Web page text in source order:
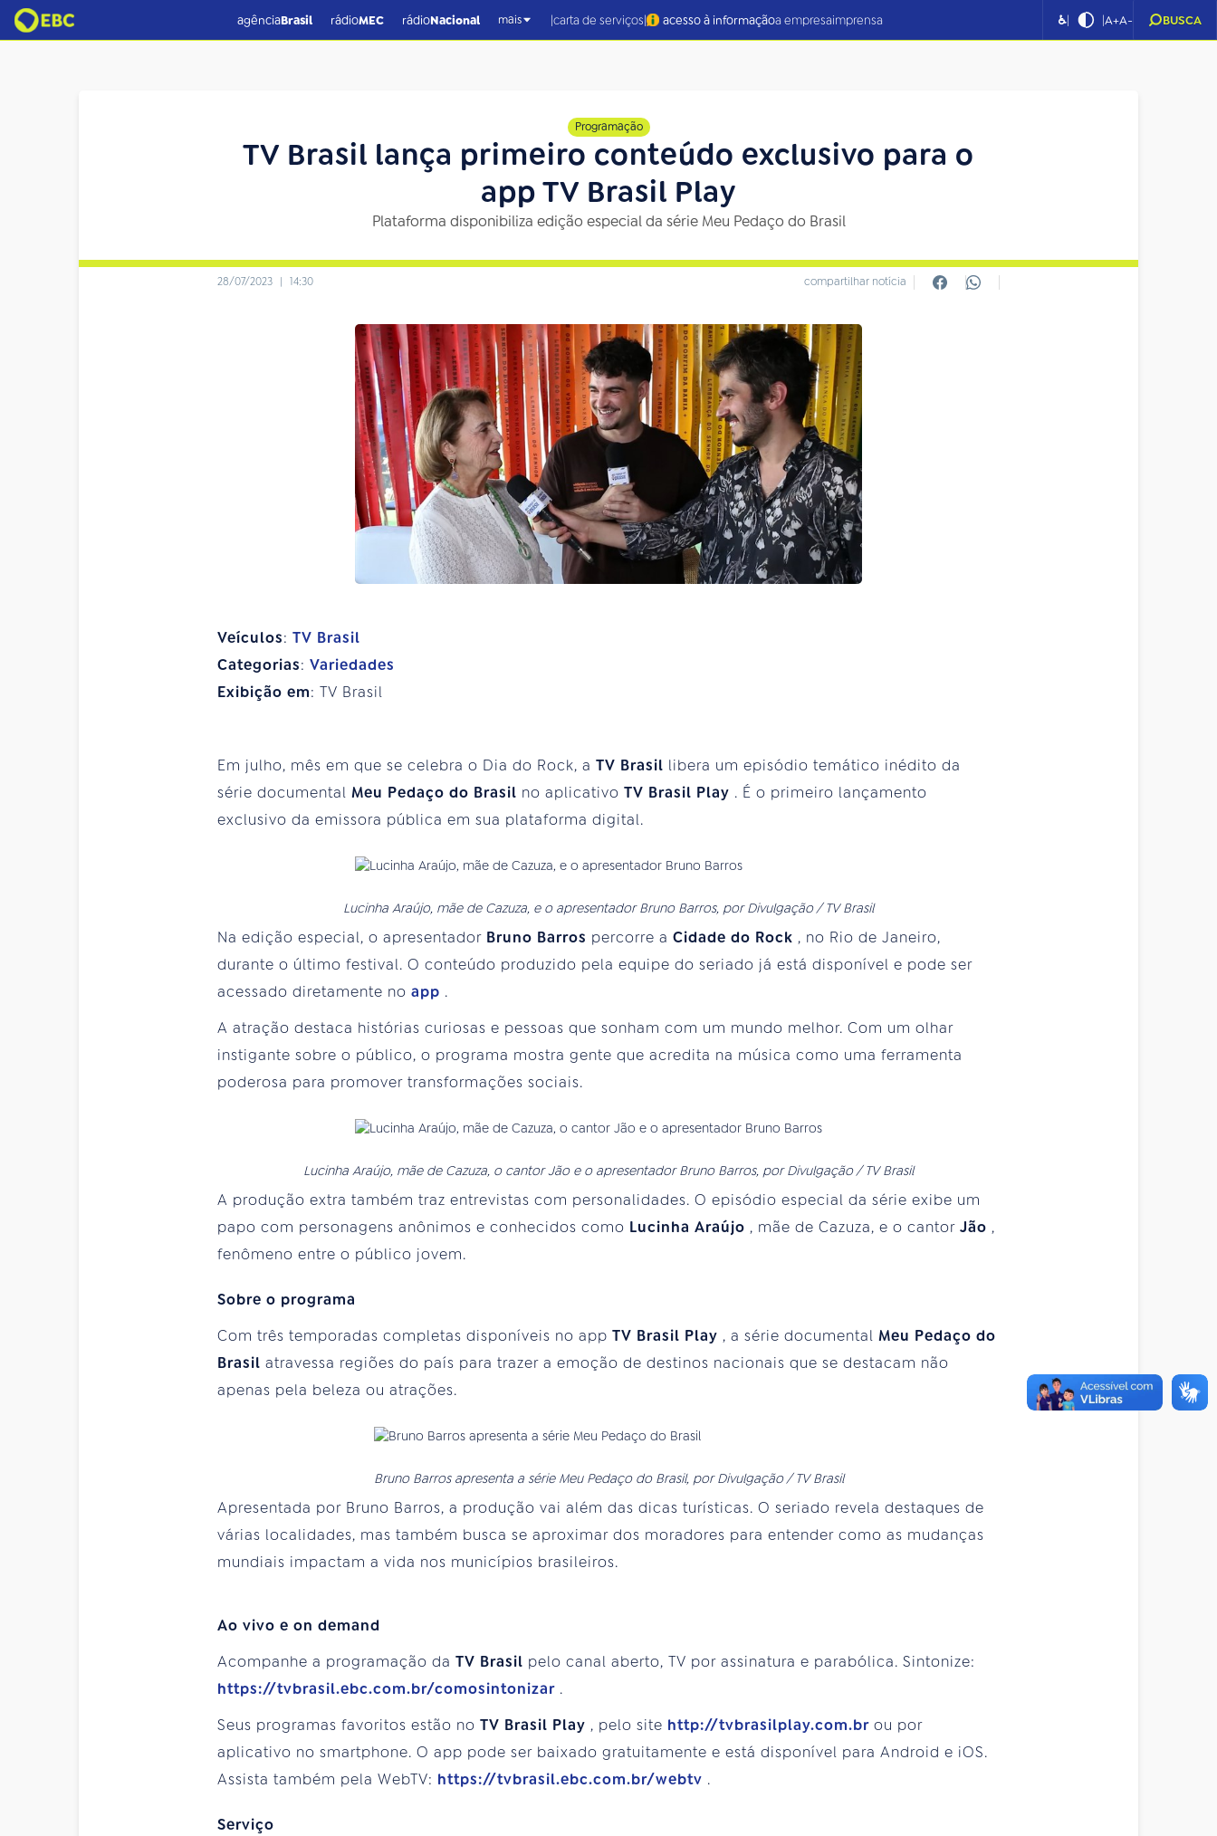
agênciaBrasil rádioMEC rádioNacional mais |carta de serviços| acesso à informaçãoa empresaimprensa ♿| |A+A- BUSCA
Programação
TV Brasil lança primeiro conteúdo exclusivo para o
app TV Brasil Play
Plataforma disponibiliza edição especial da série Meu Pedaço do Brasil
28/07/2023 | 14:30 compartilhar notícia
Veículos: TV Brasil
Categorias: Variedades
Exibição em: TV Brasil
Em julho, mês em que se celebra o Dia do Rock, a TV Brasil libera um episódio temático inédito da
série documental Meu Pedaço do Brasil no aplicativo TV Brasil Play . É o primeiro lançamento
exclusivo da emissora pública em sua plataforma digital.
Lucinha Araújo, mãe de Cazuza, e o apresentador Bruno Barros, por Divulgação / TV Brasil
Na edição especial, o apresentador Bruno Barros percorre a Cidade do Rock , no Rio de Janeiro,
durante o último festival. O conteúdo produzido pela equipe do seriado já está disponível e pode ser
acessado diretamente no app .
A atração destaca histórias curiosas e pessoas que sonham com um mundo melhor. Com um olhar
instigante sobre o público, o programa mostra gente que acredita na música como uma ferramenta
poderosa para promover transformações sociais.
Lucinha Araújo, mãe de Cazuza, o cantor Jão e o apresentador Bruno Barros, por Divulgação / TV Brasil
A produção extra também traz entrevistas com personalidades. O episódio especial da série exibe um
papo com personagens anônimos e conhecidos como Lucinha Araújo , mãe de Cazuza, e o cantor Jão ,
fenômeno entre o público jovem.
Sobre o programa
Com três temporadas completas disponíveis no app TV Brasil Play , a série documental Meu Pedaço do
Brasil atravessa regiões do país para trazer a emoção de destinos nacionais que se destacam não
apenas pela beleza ou atrações.
Bruno Barros apresenta a série Meu Pedaço do Brasil, por Divulgação / TV Brasil
Apresentada por Bruno Barros, a produção vai além das dicas turísticas. O seriado revela destaques de
várias localidades, mas também busca se aproximar dos moradores para entender como as mudanças
mundiais impactam a vida nos municípios brasileiros.
Ao vivo e on demand
Acompanhe a programação da TV Brasil pelo canal aberto, TV por assinatura e parabólica. Sintonize:
https://tvbrasil.ebc.com.br/comosintonizar .
Seus programas favoritos estão no TV Brasil Play , pelo site http://tvbrasilplay.com.br ou por
aplicativo no smartphone. O app pode ser baixado gratuitamente e está disponível para Android e iOS.
Assista também pela WebTV: https://tvbrasil.ebc.com.br/webtv .
Serviço